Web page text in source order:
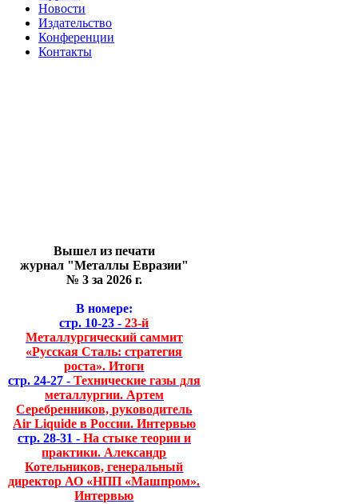
Новости
Издательство
Конференции
Контакты
Вышел из печати
журнал "Металлы Евразии"
№ 3 за 2026 г.
В номере:
стр. 10-23 - 23-й
Металлургический саммит
«Русская Сталь: стратегия
роста». Итоги
стр. 24-27 - Технические газы для
металлургии. Артем
Серебренников, руководитель
Air Liquide в России. Интервью
стр. 28-31 - На стыке теории и
практики. Александр
Котельников, генеральный
директор АО «НПП «Машпром».
Интервью